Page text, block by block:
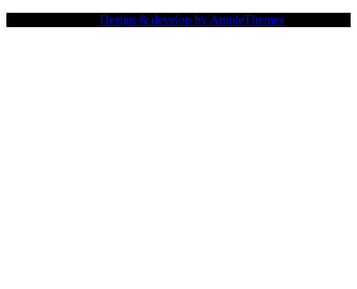
Design & develop by AmpleThemes